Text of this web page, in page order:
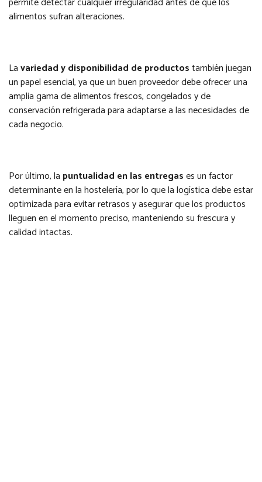
alimentos sufran alteraciones.
Lavariedad y disponibilidad de productostambién juegan
un papel esencial, ya que un buen proveedor debe ofrecer una
amplia gama de alimentos frescos, congelados y de
conservación refrigerada para adaptarse a las necesidades de
cada negocio.
Por último, la puntualidad en las entregases un factor
determinante en la hostelería, por lo que la logística debe estar
optimizada para evitar retrasos y asegurar que los productos
lleguen en el momento preciso, manteniendo su frescura y
calidad intactas.